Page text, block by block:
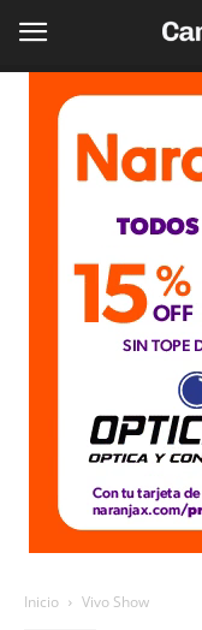
Inicio Vivo Show